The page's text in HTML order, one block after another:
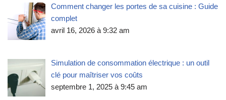
Comment changer les portes de sa cuisine : Guide
complet
avril 16, 2026 à 9:32 am
Simulation de consommation électrique : un outil
clé pour maîtriser vos coûts
septembre 1, 2025 à 9:45 am